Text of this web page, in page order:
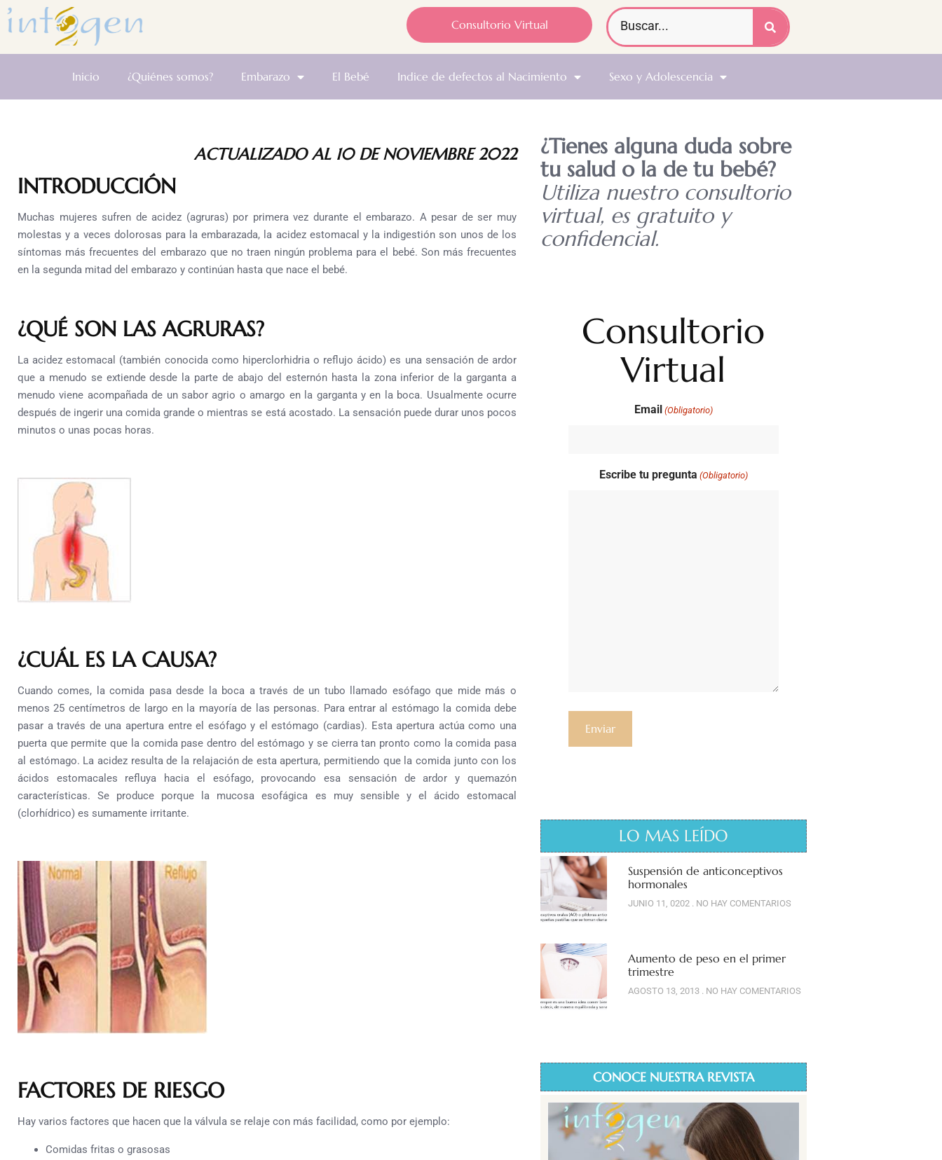
Consultorio Virtual
Inicio ¿Quiénes somos? Embarazo El Bebé Indice de defectos al Nacimiento Sexo y Adolescencia
ACTUALIZADO AL 10 DE NOVIEMBRE 2022
INTRODUCCIÓN
Muchas mujeres sufren de acidez (agruras) por primera vez durante el embarazo. Apesar de ser muy
molestas y a veces dolorosas para la embarazada, la acidez estomacal y la indigestión son unos de los
síntomas más frecuentes del embarazo que no traen ningún problema para el bebé. Son más frecuentes
en la segunda mitad del embarazo y continúan hasta que nace el bebé.
¿QUÉ SON LAS AGRURAS?
La acidez estomacal (también conocida como hiperclorhidria o reflujo ácido) es una sensación de ardor
que a menudo se extiende desde la parte de abajo del esternón hasta la zona inferior de la garganta a
menudo viene acompañada de un sabor agrio o amargo en la garganta y en la boca. Usualmente ocurre
después de ingerir una comida grande o mientras se está acostado. La sensación puede durar unos pocos
minutos o unas pocas horas.
¿CUÁL ES LA CAUSA?
Cuando comes, la comida pasa desde la boca a través de un tubo llamado esófago que mide más o
menos 25 centímetros de largo en la mayoría de las personas. Para entrar al estómago la comida debe
pasar a través de una apertura entre el esófago y el estómago (cardias). Esta apertura actúa como una
puerta que permite que la comida pase dentro del estómago y se cierra tan pronto como la comida pasa
al estómago. La acidez resulta de la relajación de esta apertura, permitiendo que la comida junto con los
ácidos estomacales refluya hacia el esófago, provocando esa sensación de ardor y quemazón
características.Se produce porque la mucosa esofágica es muy sensible y el ácido estomacal
(clorhídrico) es sumamente irritante.
FACTORES DE RIESGO
Hay varios factores que hacen que la válvula se relaje con más facilidad, como por ejemplo:
Comidas fritas o grasosas
¿Tienes alguna duda sobre
tu salud o la de tu bebé?
Utiliza nuestro consultorio
virtual, es gratuito y
confidencial.
Consultorio
Virtual
Email (Obligatorio)
Escribe tu pregunta (Obligatorio)
LO MAS LEÍDO
Suspensión de anticonceptivos
hormonales
JUNIO 11, 0202 NO HAY COMENTARIOS
Aumento de peso en el primer
trimestre
AGOSTO 13, 2013 NO HAY COMENTARIOS
CONOCE NUESTRA REVISTA